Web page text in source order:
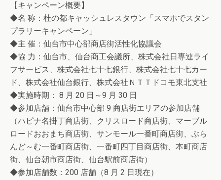
【キャンペーン概要】
◆名 称：杜の都キャッシュレスタウン「スマホでスタン
プラリーキャンペーン」
◆主 催：仙台市中心部商店街活性化協議会
◆協 力：仙台市、仙台商工会議所、株式会社日専連ライ
フサービス、株式会社七十七銀行、株式会社七十七カー
ド、株式会社仙台銀行、株式会社ＮＴＴドコモ東北支社
◆実施時期： 8 月 20 日～9 月 30 日
◆参加店舗：仙台市中心部 9 商店街エリアの参加店舗
（ハピナ名掛丁商店街、クリスロード商店街、マーブル
ロードおおまち商店街、サンモール一番町商店街、ぶら
んど～む一番町商店街、一番町四丁目商店街、本町商店
街、仙台朝市商店街、仙台駅前商店街）
◆参加店舗数：200 店舗（8 月 2 日現在）